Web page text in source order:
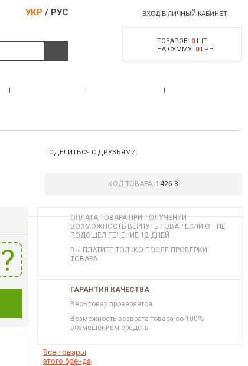
УКР / РУС ВХОД В ЛИЧНЫЙ КАБИНЕТ
ТОВАРОВ: 0ШТ
НА СУММУ: 0ГРН
ПОДЕЛИТЬСЯ С ДРУЗЬЯМИ:
КОД ТОВАРА: 1426-8
ОПЛАТА ТОВАРА ПРИ ПОЛУЧЕНИИ
ВОЗМОЖНОСТЬ ВЕРНУТЬ ТОВАР ЕСЛИ ОН НЕ
ПОДОШЕЛ ТЕЧЕНИЕ 12 ДНЕЙ
ВЫ ПЛАТИТЕ ТОЛЬКО ПОСЛЕ ПРОВЕРКИ
ТОВАРА
ГАРАНТИЯ КАЧЕСТВА
Весь товар проверяется
Возможность возврата товара со 100%
возмещением средств
Все товары
этого бренда